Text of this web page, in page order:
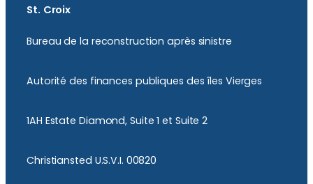
St. Croix
Bureau de la reconstruction après sinistre
Autorité des finances publiques des îles Vierges
1AH Estate Diamond, Suite 1 et Suite 2
Christiansted U.S.V.I. 00820